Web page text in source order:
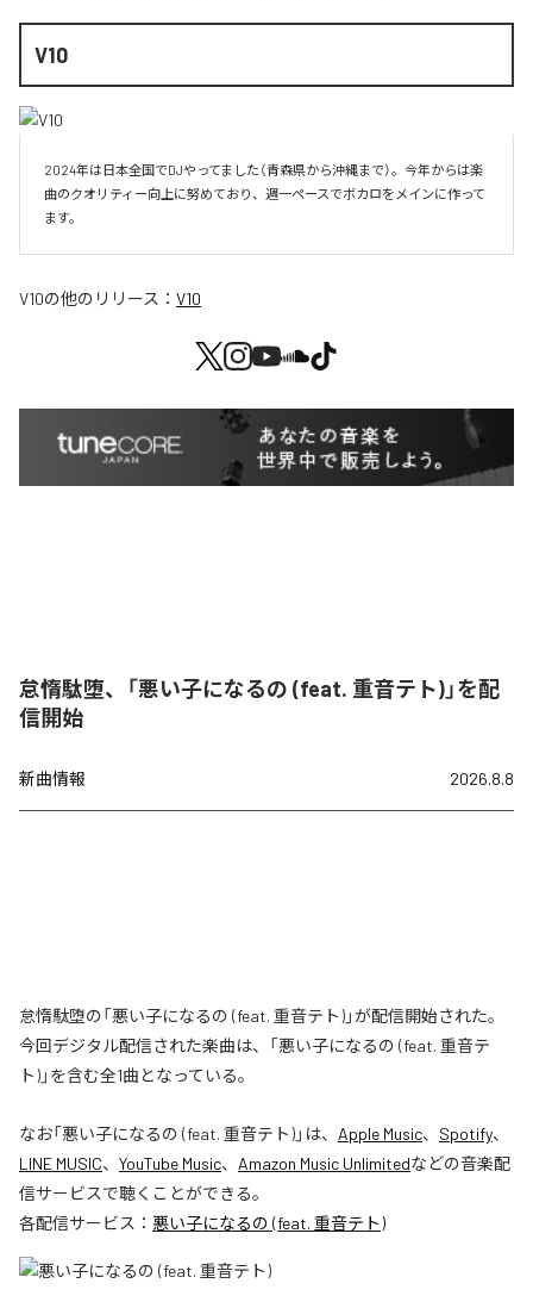
V10
2024年は日本全国でDJやってました（青森県から沖縄まで）。今年からは楽
曲のクオリティー向上に努めており、週一ペースでボカロをメインに作って
V10の他のリリース： V10
怠惰駄堕、「悪い子になるの (feat. 重音テト)」を配
信開始
新曲情報 2026.8.8
怠惰駄堕の「悪い子になるの (feat. 重音テト)」が配信開始された。
今回デジタル配信された楽曲は、「悪い子になるの (feat. 重音テ
ト)」を含む全1曲となっている。
なお「悪い子になるの (feat. 重音テト)」は、 Apple Music、 Spotify、
LINE MUSIC、 YouTube Music、 Amazon Music Unlimitedなどの音楽配
信サービスで聴くことができる。
各配信サービス： 悪い子になるの (feat. 重音テト)